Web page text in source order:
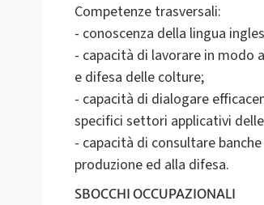
Competenze trasversali:
- conoscenza della lingua
- capacità di lavorare in
e difesa delle colture;
- capacità di dialogare
specifici settori applicativi
- capacità di consultare
produzione ed alla difesa.
SBOCCHI OCCUPAZIONALI